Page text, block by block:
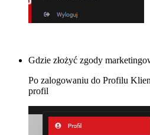
Gdzie złożyć zgody
Po zalogowaniu do Profilu
profil